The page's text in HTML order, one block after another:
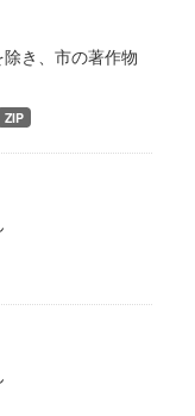
き、市の著作物
ZIP